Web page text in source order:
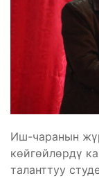
Иш-чаранын
көйгөйлөрдү
таланттуу